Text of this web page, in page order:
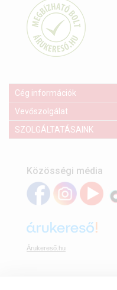
Cég információk
Vevőszolgálat
SZOLGÁLTATÁSAINK
Közösségi média
Árukereső.hu